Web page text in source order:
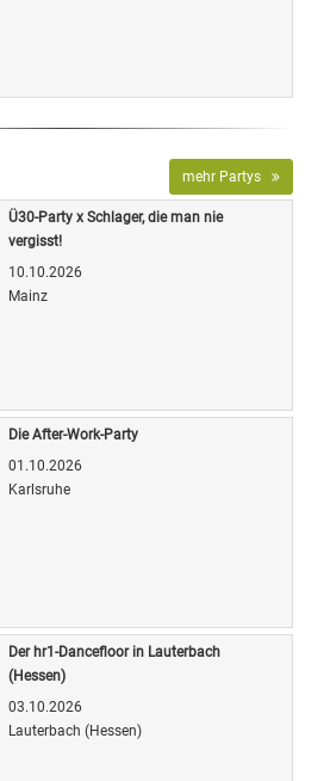
mehr Partys
Ü30-Party x Schlager, die man nie
vergisst!
10.10.2026
Mainz
Die After-Work-Party
01.10.2026
Karlsruhe
Der hr1-Dancefloor in Lauterbach
(Hessen)
03.10.2026
Lauterbach (Hessen)